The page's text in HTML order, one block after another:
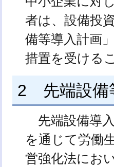
者は、設備投
備等導入計画
措置を受ける
2 先端設備
先端設備導
を通じて労働
営強化法にお